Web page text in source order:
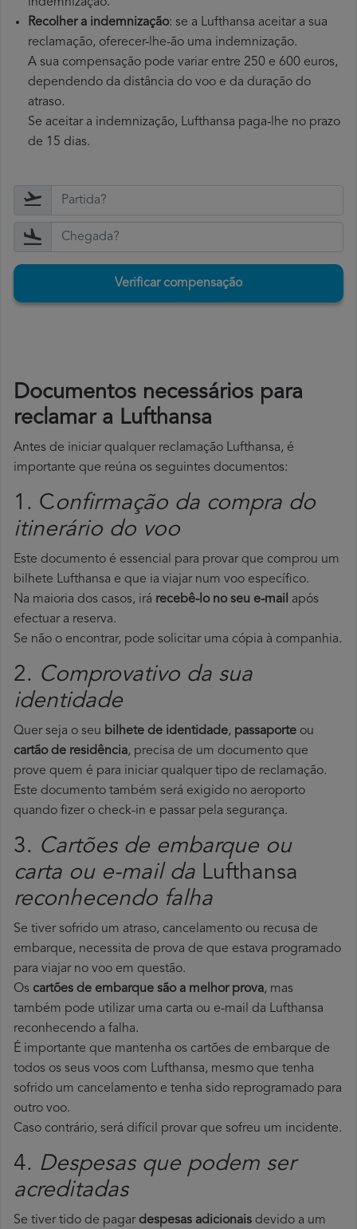
indemnização.
Recolher a indemnização: se a Lufthansa aceitar a sua
reclamação, oferecer-lhe-ão uma indemnização.
A sua compensação pode variar entre 250 e 600 euros,
dependendo da distância do voo e da duração do
atraso.
Se aceitar a indemnização, Lufthansa paga-lhe no prazo
de 15 dias.
Verificar compensação
Documentos necessários para
reclamar a Lufthansa
Antes de iniciar qualquer reclamação Lufthansa, é
importante que reúna os seguintes documentos:
1. Confirmação da compra do
itinerário do voo
Este documento é essencial para provar que comprou um
bilhete Lufthansa e que ia viajar num voo específico.
Na maioria dos casos, irá recebê-lo no seu e-mail após
efectuar a reserva.
Se não o encontrar, pode solicitar uma cópia à companhia.
2. Comprovativo da sua
identidade
Quer seja o seu bilhete de identidade, passaporte ou
cartão de residência, precisa de um documento que
prove quem é para iniciar qualquer tipo de reclamação.
Este documento também será exigido no aeroporto
quando fizer o check-in e passar pela segurança.
3. Cartões de embarque ou
carta ou e-mail da Lufthansa
reconhecendo falha
Se tiver sofrido um atraso, cancelamento ou recusa de
embarque, necessita de prova de que estava programado
para viajar no voo em questão.
Os cartões de embarque são a melhor prova, mas
também pode utilizar uma carta ou e-mail da Lufthansa
reconhecendo a falha.
É importante que mantenha os cartões de embarque de
todos os seus voos com Lufthansa, mesmo que tenha
sofrido um cancelamento e tenha sido reprogramado para
outro voo.
Caso contrário, será difícil provar que sofreu um incidente.
4. Despesas que podem ser
acreditadas
Se tiver tido de pagardespesas adicionais devido a um